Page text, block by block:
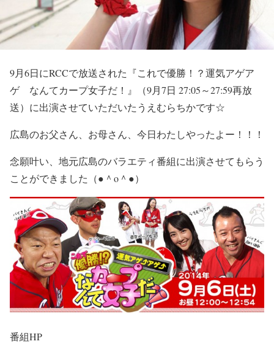
9月6日にRCCで放送された『これで優勝！？運気アゲア
ゲ なんてカープ女子だ！』（9月7日 27:05～27:59再放
送）に出演させていただいたうえむらちかです☆
広島のお父さん、お母さん、今日わたしやったよー！！！
念願叶い、地元広島のバラエティ番組に出演させてもらう
ことができました（●＾o＾●）
番組HP